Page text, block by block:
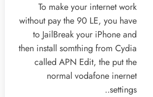
To make your internet work
without pay the 90 LE, you have
to JailBreak your iPhone and
then install somthing from Cydia
called APN Edit, the put the
normal vodafone inernet
settings..